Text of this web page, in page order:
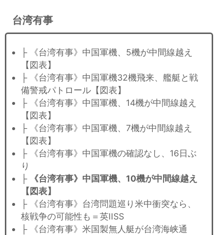
台湾有事
├ 《台湾有事》中国軍機、5機が中間線越え
【図表】
├ 《台湾有事》中国軍機32機飛来、艦艇と戦
備警戒パトロール【図表】
├ 《台湾有事》中国軍機、14機が中間線越え
【図表】
├ 《台湾有事》中国軍機、7機が中間線越え
【図表】
├ 《台湾有事》中国軍機の確認なし、16日ぶ
り
├
《台湾有事》中国軍機、10機が中間線越え
【図表】
├ 《台湾有事》台湾問題巡り米中衝突なら、
核戦争の可能性も＝英IISS
├ 《台湾有事》米国製無人艇が台湾海峡通